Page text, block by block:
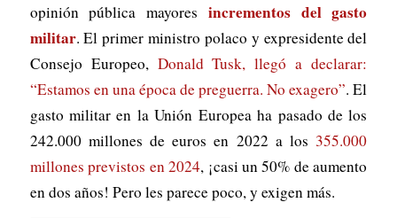
opinión pública mayores incrementos del gasto
militar. El primer ministro polaco y expresidente del
Consejo Europeo, Donald Tusk, llegó a declarar:
“Estamos en una época de preguerra. No exagero”. El
gasto militar en la Unión Europea ha pasado de los
242.000 millones de euros en 2022 a los 355.000
millones previstos en 2024, ¡casi un 50% de aumento
en dos años! Pero les parece poco, y exigen más.